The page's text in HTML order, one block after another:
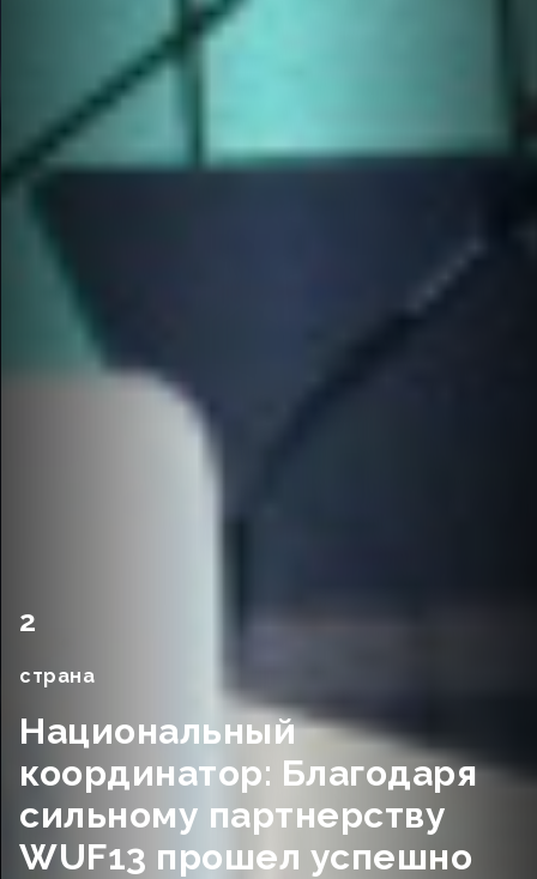
2
страна
Национальный
координатор: Благодаря
сильному партнерству
WUF13 прошел успешно